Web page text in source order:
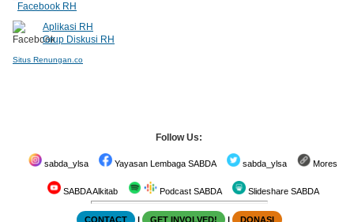
Facebook RH
Aplikasi RH
Grup Diskusi RH
Situs Renungan.co
Follow Us:
sabda_ylsa Yayasan Lembaga SABDA sabda_ylsa Mores
SABDA Alkitab Podcast SABDA Slideshare SABDA
CONTACT | GET INVOLVED! | DONASI